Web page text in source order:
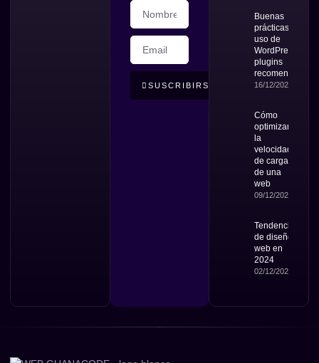
SUSCRIBIRSE
Buenas
prácticas en el
uso de
WordPress y
plugins
recomendados
16/12/2024
Cómo
optimizar
la
velocidad
de carga
de una
web
09/12/2024
Tendencias
de diseño
web en
2024
02/12/2024